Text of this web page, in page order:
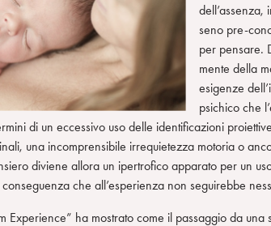
dell’assenza,
seno pre-
per pensare.
mente della
esigenze
psichico che
di un eccessivo uso delle identificazioni
una incomprensibile irrequietezza motoria o
diviene allora un ipertrofico apparato per un
che all’esperienza non seguirebbe
Experience” ha mostrato come il passaggio da